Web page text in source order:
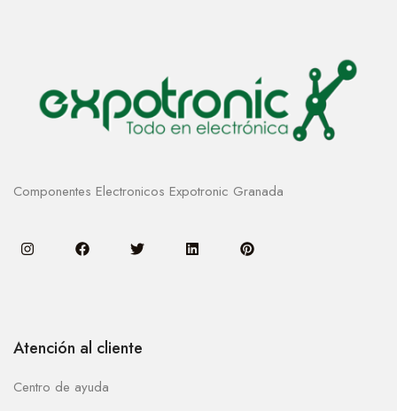
Componentes Electronicos Expotronic Granada
Atención al cliente
Centro de ayuda